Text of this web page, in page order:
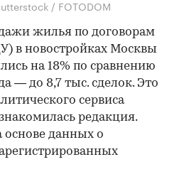
/ FOTODOM
жилья по договорам
в новостройках Москвы
на 18% по сравнению
— до 8,7 тыс. сделок. Это
сервиса
редакция.
данных о